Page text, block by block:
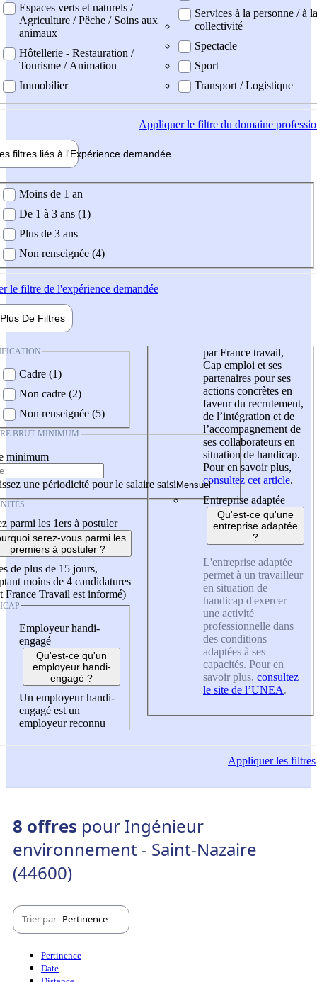
Espaces verts et naturels /
Agriculture / Pêche / Soins aux
animaux
Hôtellerie - Restauration /
Tourisme / Animation
Immobilier
Services à la personne / à la
collectivité
Spectacle
Sport
Transport / Logistique
Appliquerle filtre du domaine
filtres liés à l'Expérience demandée
demandée
Moins de 1 an
De 1 à 3 ans (1)
Plus de 3 ans
Non renseignée (4)
le filtre de l'expérience demandée
Plus De Filtres
Cadre (1)
Non cadre (2)
Non renseignée (5)
BRUT MINIMUM
minimum
une périodicité pour le salaire saisi
parmi les 1ers à postuler
serez-vous parmi les
premiers à postuler ?
de plus de 15 jours,
moins de 4 candidatures
France Travail est informé)
Employeur handi-
engagé
Qu'est-ce qu'un
employeur handi-
engagé ?
Un employeur handi-
engagé est un
employeur reconnu
par France travail,
Cap emploi et ses
partenaires pour ses
actions concrètes en
faveur du recrutement,
de l’intégration et de
l’accompagnement de
ses collaborateurs en
situation de handicap.
Pour en savoir plus,
consultez cet article.
Entreprise adaptée
Qu'est-ce qu'une
entreprise adaptée
?
L'entreprise adaptée
permet à un travailleur
en situation de
handicap d'exercer
une activité
professionnelle dans
des conditions
adaptées à ses
capacités. Pour en
savoir plus, consultez
le site de l’UNEA.
Appliquerles filtres
8 offres pour Ingénieur
environnement - Saint-Nazaire
(44600)
Trier par Pertinence
Pertinence
Date